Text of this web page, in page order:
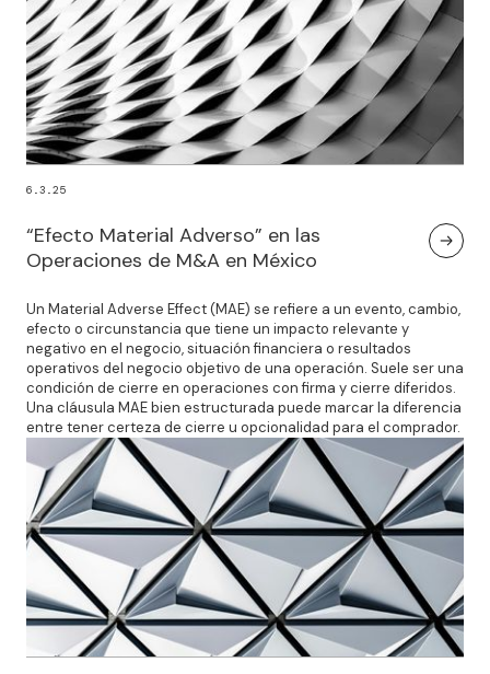
6.3.25
“Efecto Material Adverso” en las
Operaciones de M&A en México
Un Material Adverse Effect (MAE) se refiere a un evento, cambio,
efecto o circunstancia que tiene un impacto relevante y
negativo en el negocio, situación financiera o resultados
operativos del negocio objetivo de una operación. Suele ser una
condición de cierre en operaciones con firma y cierre diferidos.
Una cláusula MAE bien estructurada puede marcar la diferencia
entre tener certeza de cierre u opcionalidad para el comprador.